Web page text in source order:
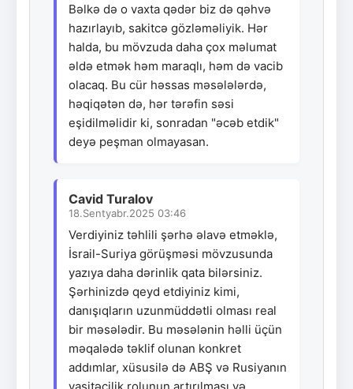
Bəlkə də o vaxta qədər biz də qəhvə
hazırlayıb, sakitcə gözləməliyik. Hər
halda, bu mövzuda daha çox məlumat
əldə etmək həm maraqlı, həm də vacib
olacaq. Bu cür həssas məsələlərdə,
həqiqətən də, hər tərəfin səsi
eşidilməlidir ki, sonradan "əcəb etdik"
deyə peşman olmayasan.
Cavid Turalov
18.Sentyabr.2025 03:46
Verdiyiniz təhlili şərhə əlavə etməklə,
İsrail-Suriya görüşməsi mövzusunda
yazıya daha dərinlik qata bilərsiniz.
Şərhinizdə qeyd etdiyiniz kimi,
danışıqların uzunmüddətli olması real
bir məsələdir. Bu məsələnin həlli üçün
məqalədə təklif olunan konkret
addımlar, xüsusilə də ABŞ və Rusiyanın